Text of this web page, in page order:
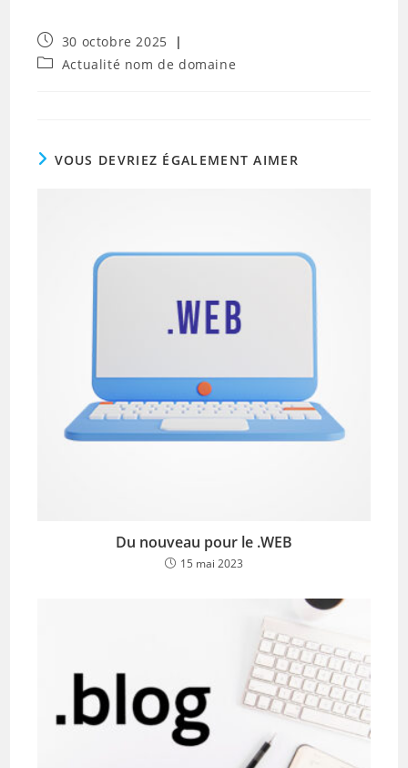
Publication
publiée :
30 octobre 2025
PostActualité nom de domaine
VOUS DEVRIEZ ÉGALEMENT AIMER
Du nouveau pour le .WEB
15 mai 2023